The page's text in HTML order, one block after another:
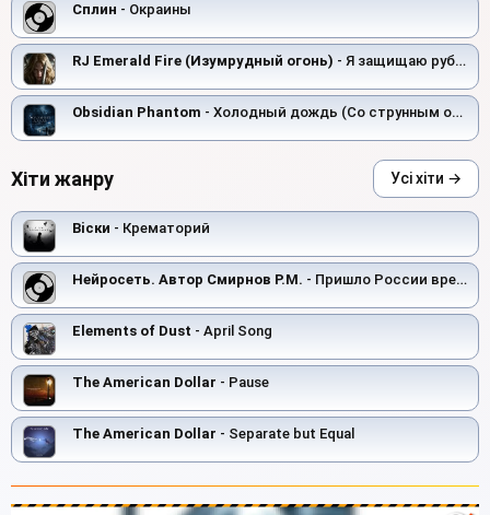
Сплин - Окраины
RJ Emerald Fire (Изумрудный огонь) - Я защищаю рубежи
Obsidian Phantom - Холодный дождь (Со струнным оркестром)
Хіти жанру Усі хіти →
Вiски - Крематорий
Нейросеть. Автор Смирнов Р.М. - Пришло России время!
Elements of Dust - April Song
The American Dollar - Pause
The American Dollar - Separate but Equal